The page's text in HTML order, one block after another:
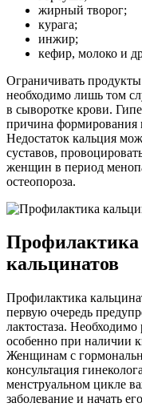
жирный творог;
курага;
инжир;
кефир, молоко и
Ограничивать
необходимо лишь том
в сыворотке крови.
причина формирования
Недостаток кальция
суставов,
женщин в период
остеопороза.
Профилактика
кальцинатов
Профилактика
первую очередь
лактостаза.
особенно при наличии
Женщинам с
консультация
менструальном цикле
заболевание и начать